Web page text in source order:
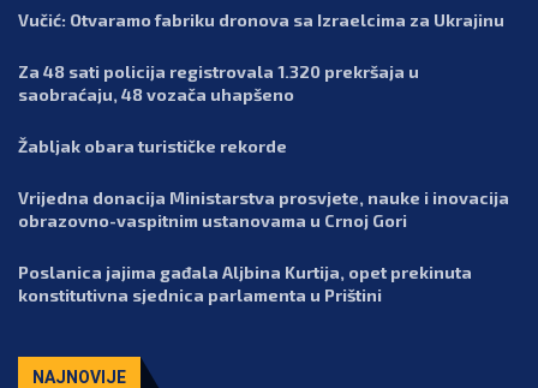
Vučić: Otvaramo fabriku dronova sa Izraelcima za Ukrajinu
Za 48 sati policija registrovala 1.320 prekršaja u
saobraćaju, 48 vozača uhapšeno
Žabljak obara turističke rekorde
Vrijedna donacija Ministarstva prosvjete, nauke i inovacija
obrazovno-vaspitnim ustanovama u Crnoj Gori
Poslanica jajima gađala Aljbina Kurtija, opet prekinuta
konstitutivna sjednica parlamenta u Prištini
NAJNOVIJE